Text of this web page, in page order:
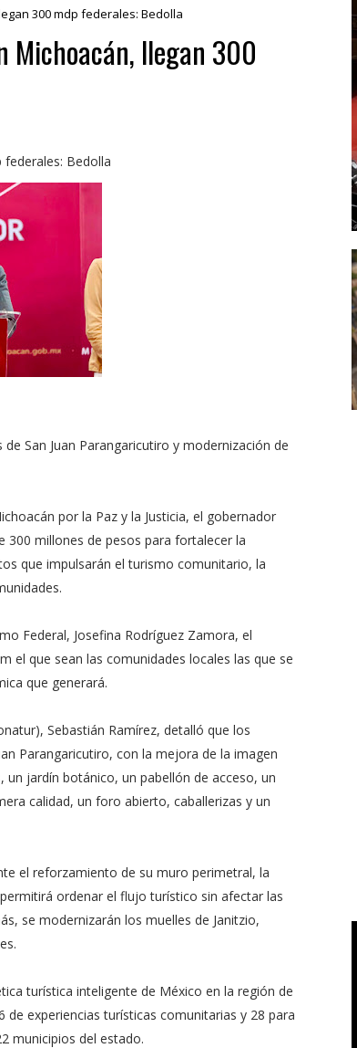
300 mdp federales: Bedolla
Michoacán, llegan 300
Bedolla
San Juan Parangaricutiro y modernización de
por la Paz y la Justicia, el gobernador
300 millones de pesos para fortalecer la
que impulsarán el turismo comunitario, la
Federal, Josefina Rodríguez Zamora, el
el que sean las comunidades locales las que se
que generará.
Sebastián Ramírez, detalló que los
Parangaricutiro, con la mejora de la imagen
jardín botánico, un pabellón de acceso, un
calidad, un foro abierto, caballerizas y un
el reforzamiento de su muro perimetral, la
ordenar el flujo turístico sin afectar las
se modernizarán los muelles de Janitzio,
turística inteligente de México en la región de
experiencias turísticas comunitarias y 28 para
municipios del estado.